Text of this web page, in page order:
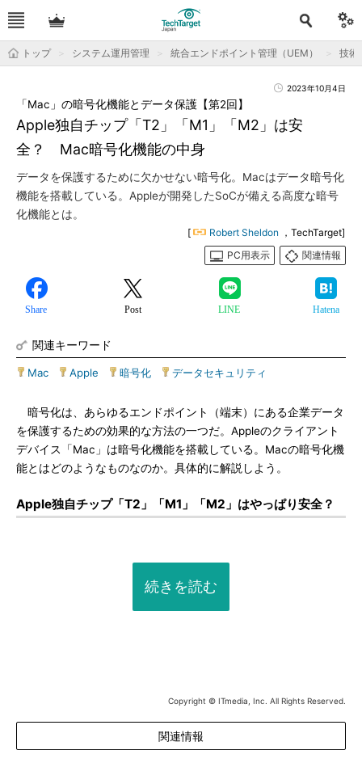
トップ システム運用管理 統合エンドポイント管理（UEM） 技術
2023年10月4日
Apple独自チップ「T2」「M1」「M2」は安
全？ Mac暗号化機能の中身
「Mac」の暗号化機能とデータ保護【第2回】
データを保護するために欠かせない暗号化。Macはデータ暗号化
機能を搭載している。Appleが開発したSoCが備える高度な暗号
化機能とは。
[ Robert Sheldon ，TechTarget]
PC用表示
関連情報
Share Post LINE Hatena
関連キーワード
Mac Apple 暗号化 データセキュリティ
暗号化は、あらゆるエンドポイント（端末）にある企業データ
を保護するための効果的な方法の一つだ。Appleのクライアント
デバイス「Mac」は暗号化機能を搭載している。Macの暗号化機
能とはどのようなものなのか。具体的に解説しよう。
Apple独自チップ「T2」「M1」「M2」はやっぱり安全？
続きを読む
Copyright © ITmedia, Inc. All Rights Reserved.
関連情報